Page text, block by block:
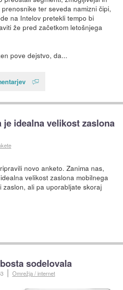
ter seveda namizni čipi,
na Intelov pretekli tempo bi
že pred začetkom letošnjega
pove dejstvo, da...
idealna velikost zaslona
novo anketo. Zanima nas,
velikost zaslona mobilnega
ali pa uporabljate skoraj
sodelovala
Omrežja / internet